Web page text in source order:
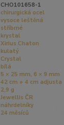
CHO101658-1
chirurgická ocel
vysoce leštěná
stříbrné
krystal
Xirius Chaton
kulatý
Crystal
bílá
5 × 25 mm, 6 × 9 mm
42 cm + 4 cm adjusta
2,9 g
Jewellis ČR
náhrdelníky
24 měsíců